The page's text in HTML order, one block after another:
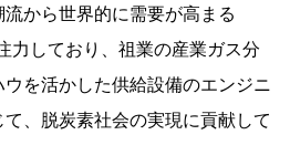
から世界的に需要が高まる
力しており、祖業の産業ガス分
を活かした供給設備のエンジニ
、脱炭素社会の実現に貢献して